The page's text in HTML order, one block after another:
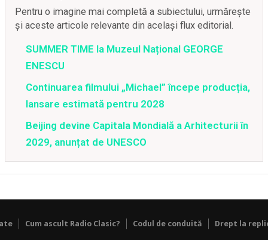
Pentru o imagine mai completă a subiectului, urmărește
și aceste articole relevante din același flux editorial.
SUMMER TIME la Muzeul Național GEORGE
ENESCU
Continuarea filmului „Michael” începe producția,
lansare estimată pentru 2028
Beijing devine Capitala Mondială a Arhitecturii în
2029, anunțat de UNESCO
Cum ascult Radio Clasic? Codul de conduită Drept la